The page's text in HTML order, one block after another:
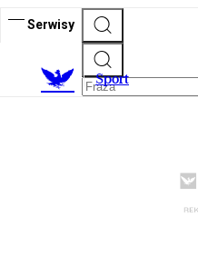
Serwisy
Sport